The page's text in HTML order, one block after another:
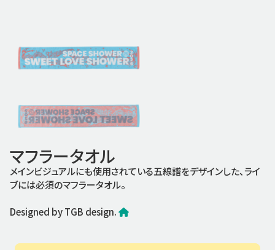
マフラータオル
メインビジュアルにも使用されている五線譜をデザインした、ライ
ブには必須のマフラータオル。
Designed by TGB design.